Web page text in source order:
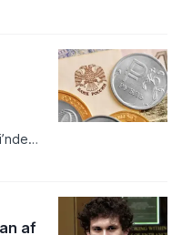
af